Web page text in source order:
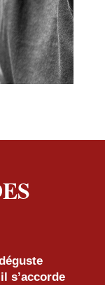
s’accorde